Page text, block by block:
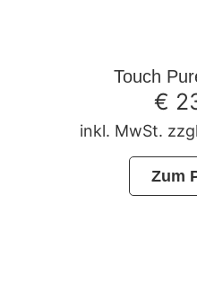
Touch
€
inkl. MwSt.
Zum